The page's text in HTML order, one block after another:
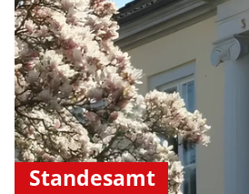
Standesamt